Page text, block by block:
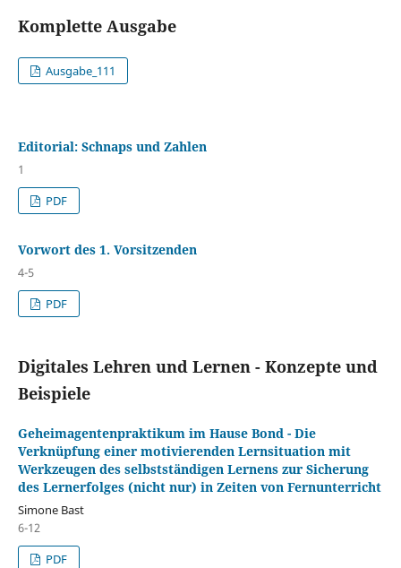
Komplette Ausgabe
Ausgabe_111
Editorial: Schnaps und Zahlen
1
PDF
Vorwort des 1. Vorsitzenden
4-5
PDF
Digitales Lehren und Lernen - Konzepte und
Beispiele
Geheimagentenpraktikum im Hause Bond - Die
Verknüpfung einer motivierenden Lernsituation mit
Werkzeugen des selbstständigen Lernens zur Sicherung
des Lernerfolges (nicht nur) in Zeiten von Fernunterricht
Simone Bast
6-12
PDF